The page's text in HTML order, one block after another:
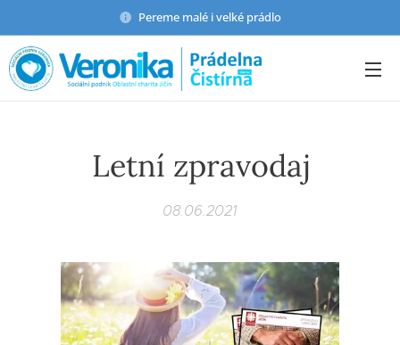
Pereme malé i velké prádlo
Letní zpravodaj
08.06.2021